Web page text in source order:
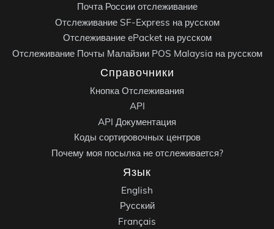
Почта России отслеживание
Отслеживание SF-Express на русском
Отслеживание ePacket на русском
Отслеживание Почты Малайзии POS Malaysia на русском
Справочники
Кнопка Отслеживания
API
API Документация
Коды сортировочных центров
Почему моя посылка не отслеживается?
Язык
English
Русский
Français